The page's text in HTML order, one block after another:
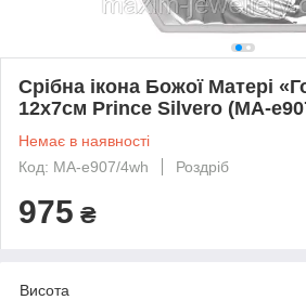
Срібна ікона Божої Матері
12х7см Prince Silvero (MA-
Немає в наявності
Код: MA-e907/4wh
Роздріб
975 ₴
Висота